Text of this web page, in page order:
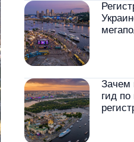
Зачем
гид